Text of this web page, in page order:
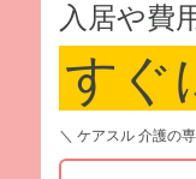
入居や費
すぐ
＼ ケアスル 介護の